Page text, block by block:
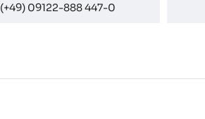
(+49) 09122-888 447-0